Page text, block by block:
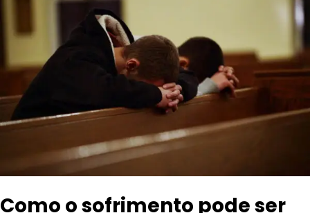
Como o sofrimento pode ser